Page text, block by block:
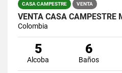
CASA CAMPESTRE VENTA
Colombia
5
Alcoba
6
Baños